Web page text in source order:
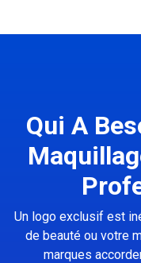
Qui A
Un logo exclusif est
de beauté ou votre
marques